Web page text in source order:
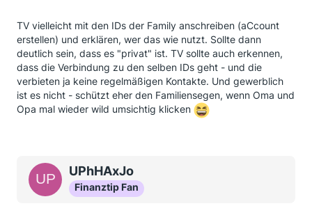
TV vielleicht mit den IDs der Family anschreiben (aCcount
erstellen) und erklären, wer das wie nutzt. Sollte dann
deutlich sein, dass es "privat" ist. TV sollte auch erkennen,
dass die Verbindung zu den selben IDs geht - und die
verbieten ja keine regelmäßigen Kontakte. Und gewerblich
ist es nicht - schützt eher den Familiensegen, wenn Oma und
Opa mal wieder wild umsichtig klicken
UPhHAxJo
Finanztip Fan